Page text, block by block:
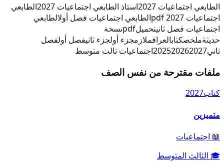
الطابعي اجتماعيات 2027
استاذ الطابعي اجتماعيات 2027
الطابعي
اجتماعيات 2027 pdf
الطابعي اجتماعيات فصل أولالطابعي
اجتماعيات فصل ثانيتحميلpdfنسخة
حديثةملخصكتابالعراقملازمجزء أولجزء ثانيفصل أولفصل
ثاني
202520262027 اجتماعيات ثالث متوسط
ملفات مقترحة من نفس الصف
كتاب2027
متميزين
📖 اجتماعيات
🎓 الثالث المتوسط